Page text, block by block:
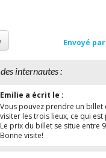
Envoyé
internautes :
Emilie a écrit le :
Vous pouvez prendre un
visiter les trois lieux, ce qui
Le prix du billet se situe entre
Bonne visite!